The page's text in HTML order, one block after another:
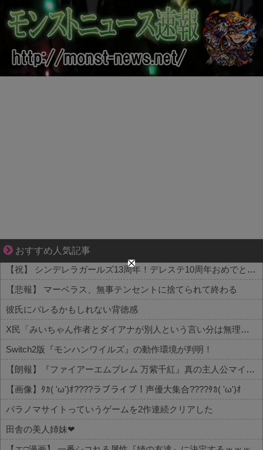
おすすめ人気記事
ブブ家のドタバタが、今日も愛おしい！
【祝】 シンデレラガールズ13周年！デレステ10周年おめでとう！ガチャ更新SSR八神マキノ・イベントSRイヴ、SR望月聖！
【悲報】 マーベラス、無事テンセントに捨てられて終わる
彼氏にバレるかもしれない背徳感
X民「みいちゃん作者とダイアナが別人という言い分は無理があるんじゃない？」 バチャ豚「！！！！」シュババババ
Switch2版『モンハンワイルズ』の動作環境が判明！
【朗報】『ファイアーエムブレム 万紫千紅』真の主人公マイユニはキャラメイクが可能
【画像】ﾀｶ( 'ω')ｵ????ラブライブ！声優大集合????ﾀｶ( 'ω')ｵ
パラノマサイトっていうゲームを2作連続クリアした
田舎の美人姉妹❤